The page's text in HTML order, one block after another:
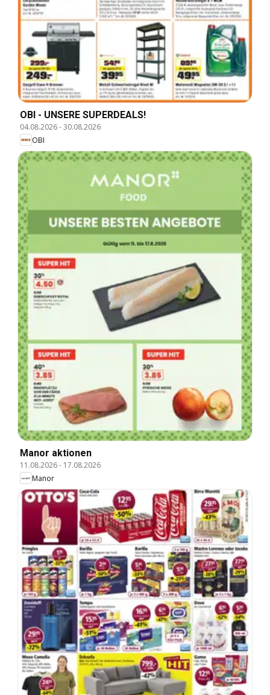
OBI - UNSERE SUPERDEALS!
04.08.2026-30.08.2026
OBI
Manor aktionen
11.08.2026- 17.08.2026
Manor